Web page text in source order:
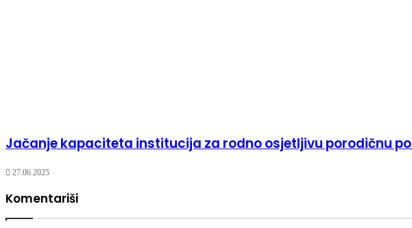
Jačanje kapaciteta institucija za rodno osjetljivu porodičnu
27.06.2025
Komentariši